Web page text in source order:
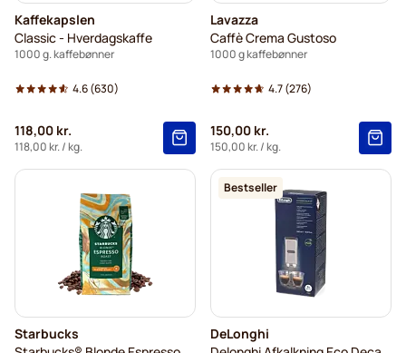
Kaffekapslen
Classic - Hverdagskaffe
1000 g. kaffebønner
4.6(630)
118,00 kr.
118,00 kr./ kg.
Lavazza
Caffè Crema Gustoso
1000 g kaffebønner
4.7(276)
150,00 kr.
150,00 kr./ kg.
Starbucks
Bestseller
DeLonghi